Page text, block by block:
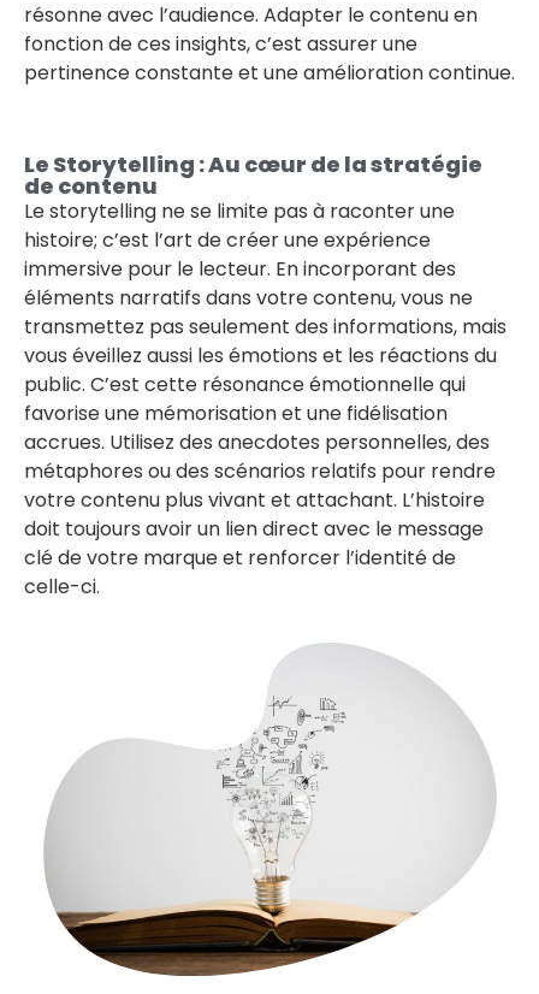
résonne avec l’audience. Adapter le contenu en
fonction de ces insights, c’est assurer une
pertinence constante et une amélioration continue.
Le Storytelling : Au cœur de la stratégie
de contenu
Le storytelling ne se limite pas à raconter une
histoire; c’est l’art de créer une expérience
immersive pour le lecteur. En incorporant des
éléments narratifs dans votre contenu, vous ne
transmettez pas seulement des informations, mais
vous éveillez aussi les émotions et les réactions du
public. C’est cette résonance émotionnelle qui
favorise une mémorisation et une fidélisation
accrues. Utilisez des anecdotes personnelles, des
métaphores ou des scénarios relatifs pour rendre
votre contenu plus vivant et attachant. L’histoire
doit toujours avoir un lien direct avec le message
clé de votre marque et renforcer l’identité de
celle-ci.